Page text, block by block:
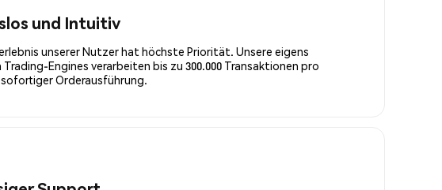
und Intuitiv
unserer Nutzer hat höchste Priorität. Unsere eigens
Engines verarbeiten bis zu 300.000 Transaktionen pro
Orderausführung.